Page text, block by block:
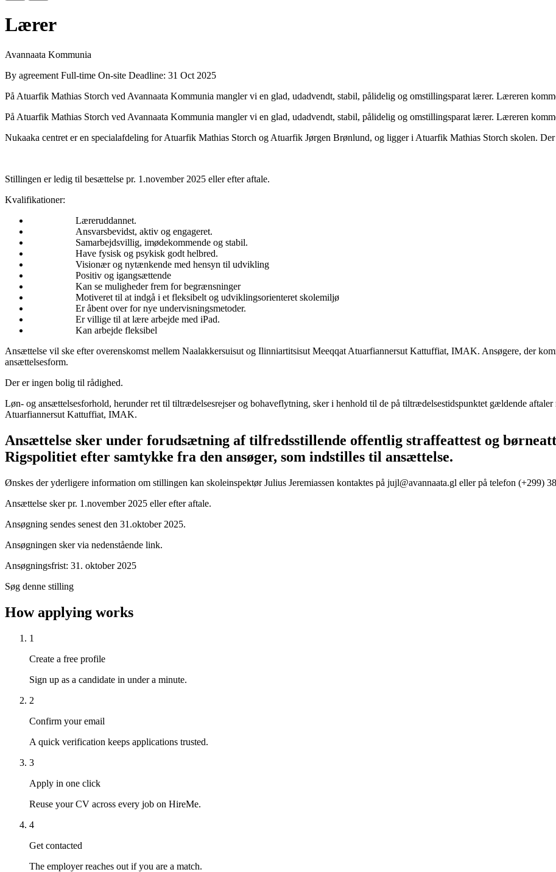
Lærer
Avannaata Kommunia
By agreement Full-time On-site Deadline: 31 Oct 2025
På Atuarfik Mathias Storch ved Avannaata Kommunia mangler vi en glad, udadvendt, stabil, pålidelig og omstillingsparat lærer. Læreren
På Atuarfik Mathias Storch ved Avannaata Kommunia mangler vi en glad, udadvendt, stabil, pålidelig og omstillingsparat lærer. Læreren
Nukaaka centret er en specialafdeling for Atuarfik Mathias Storch og Atuarfik Jørgen Brønlund, og ligger i Atuarfik Mathias Storch skolen.
Stillingen er ledig til besættelse pr. 1.november 2025 eller efter aftale.
Kvalifikationer:
Læreruddannet.
Ansvarsbevidst, aktiv og engageret.
Samarbejdsvillig, imødekommende og stabil.
Have fysisk og psykisk godt helbred.
Visionær og nytænkende med hensyn til udvikling
Positiv og igangsættende
Kan se muligheder frem for begrænsninger
Motiveret til at indgå i et fleksibelt og udviklingsorienteret skolemiljø
Er åbent over for nye undervisningsmetoder.
Er villige til at lære arbejde med iPad.
Kan arbejde fleksibel
Ansættelse vil ske efter overenskomst mellem Naalakkersuisut og Ilinniartitsisut Meeqqat Atuarfiannersut Kattuffiat, IMAK. Ansøgere, der
ansættelsesform.
Der er ingen bolig til rådighed.
Løn- og ansættelsesforhold, herunder ret til tiltrædelsesrejser og bohaveflytning, sker i henhold til de på tiltrædelsestidspunktet gældende
Atuarfiannersut Kattuffiat, IMAK.
Ansættelse sker under forudsætning af tilfredsstillende offentlig straffeattest og
Rigspolitiet efter samtykke fra den ansøger, som indstilles til ansættelse.
Ønskes der yderligere information om stillingen kan skoleinspektør Julius Jeremiassen kontaktes på jujl@avannaata.gl eller på telefon (+299)
Ansættelse sker pr. 1.november 2025 eller efter aftale.
Ansøgning sendes senest den 31.oktober 2025.
Ansøgningen sker via nedenstående link.
Ansøgningsfrist: 31. oktober 2025
Søg denne stilling
How applying works
1
Create a free profile
Sign up as a candidate in under a minute.
2
Confirm your email
A quick verification keeps applications trusted.
3
Apply in one click
Reuse your CV across every job on HireMe.
4
Get contacted
The employer reaches out if you are a match.